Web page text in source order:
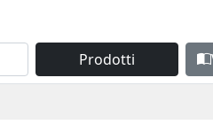
Prodotti